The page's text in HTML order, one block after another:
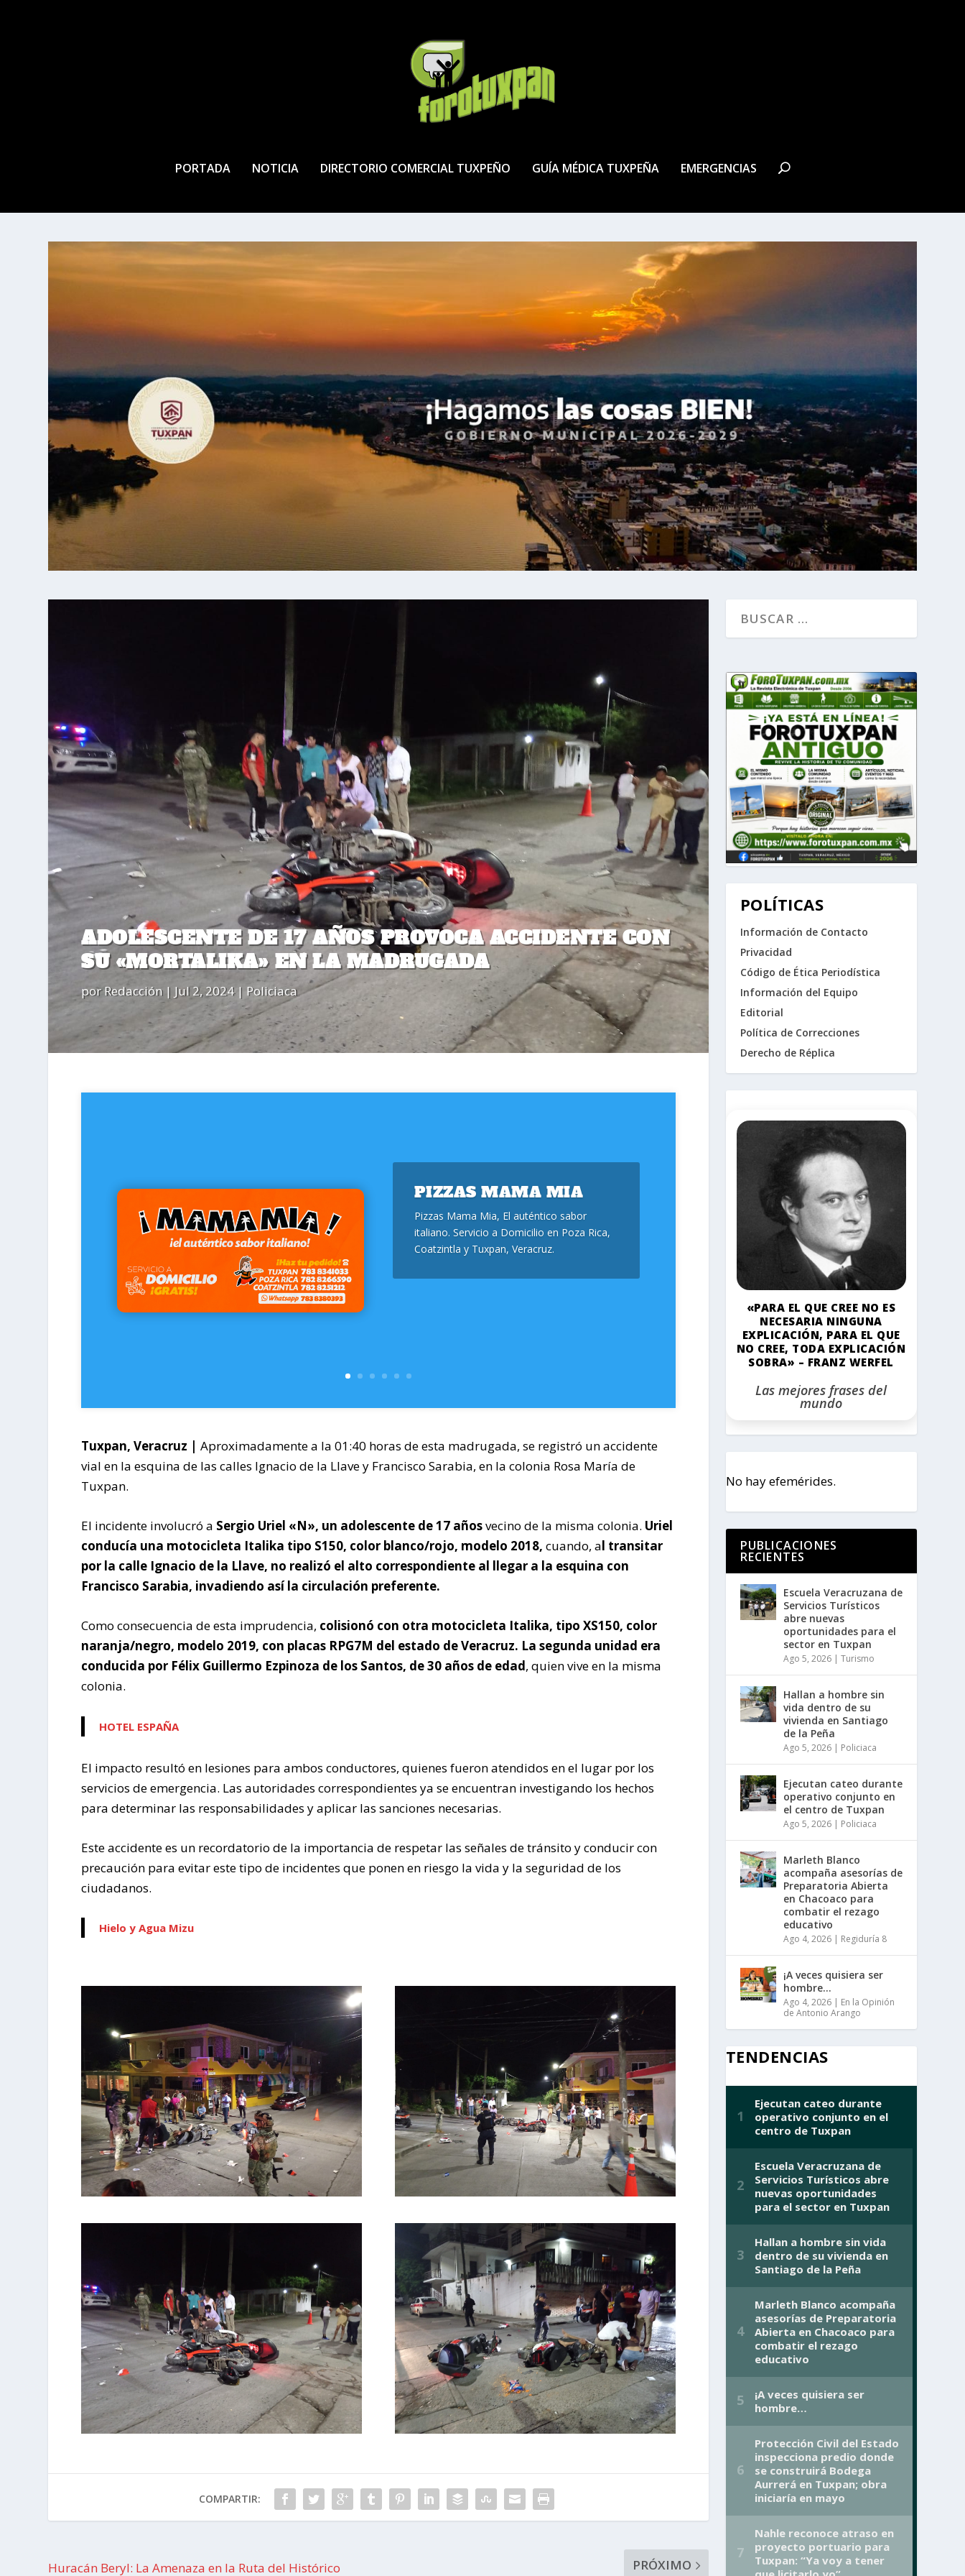
PORTADA NOTICIA DIRECTORIO COMERCIAL TUXPEÑO GUÍA MÉDICA TUXPEÑA EMERGENCIAS
ADOLESCENTE DE 17 AÑOS PROVOCA ACCIDENTE CON
SU «MORTALIKA» EN LA MADRUGADA
porRedacción| Jul 2, 2024| Policiaca
PIZZAS MAMA MIA
Pizzas Mama Mia, El auténtico sabor
italiano. Servicio a Domicilio en Poza Rica,
Coatzintla y Tuxpan, Veracruz.
Tuxpan, Veracruz | Aproximadamente a la 01:40 horas de esta madrugada, se registró un accidente
vial en la esquina de las calles Ignacio de la Llave y Francisco Sarabia, en la colonia Rosa María de
Tuxpan.
El incidente involucró a Sergio Uriel «N», un adolescente de 17 añosvecino de la misma colonia. Uriel
conducía una motocicleta Italika tipo S150, color blanco/rojo, modelo 2018, cuando, al transitar
por la calle Ignacio de la Llave, no realizó el alto correspondiente al llegar a la esquina con
Francisco Sarabia, invadiendo así la circulación preferente.
Como consecuencia de esta imprudencia, colisionó con otra motocicleta Italika, tipo XS150, color
naranja/negro, modelo 2019, con placas RPG7M del estado de Veracruz. La segunda unidad era
conducida por Félix Guillermo Ezpinoza de los Santos, de 30 años de edad, quien vive en la misma
colonia.
HOTEL ESPAÑA
El impacto resultó en lesiones para ambos conductores, quienes fueron atendidos en el lugar por los
servicios de emergencia. Las autoridades correspondientes ya se encuentran investigando los hechos
para determinar las responsabilidades y aplicar las sanciones necesarias.
Este accidente es un recordatorio de la importancia de respetar las señales de tránsito y conducir con
precaución para evitar este tipo de incidentes que ponen en riesgo la vida y la seguridad de los
ciudadanos.
Hielo y Agua Mizu
COMPARTIR:
Huracán Beryl: La Amenaza en la Ruta del Histórico
PRÓXIMO
POLÍTICAS
Información de Contacto
Privacidad
Código de Ética Periodística
Información del Equipo
Editorial
Política de Correcciones
Derecho de Réplica
«PARA EL QUE CREE NO ES
NECESARIA NINGUNA
EXPLICACIÓN, PARA EL QUE
NO CREE, TODA EXPLICACIÓN
SOBRA» – FRANZ WERFEL
Las mejores frases del
mundo
No hay efemérides.
PUBLICACIONES
RECIENTES
Escuela Veracruzana de
Servicios Turísticos
abre nuevas
oportunidades para el
sector en Tuxpan
Ago 5, 2026| Turismo
Hallan a hombre sin
vida dentro de su
vivienda en Santiago
de la Peña
Ago 5, 2026| Policiaca
Ejecutan cateo durante
operativo conjunto en
el centro de Tuxpan
Ago 5, 2026| Policiaca
Marleth Blanco
acompaña asesorías de
Preparatoria Abierta
en Chacoaco para
combatir el rezago
educativo
Ago 4, 2026| Regiduría 8
¡A veces quisiera ser
hombre…
Ago 4, 2026| En la Opinión
de Antonio Arango
TENDENCIAS